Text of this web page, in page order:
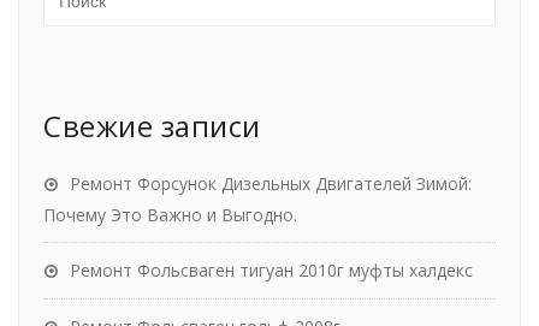
Свежие записи
Ремонт Форсунок Дизельных Двигателей Зимой:
Почему Это Важно и Выгодно.
Ремонт Фольсваген тигуан 2010г муфты халдекс